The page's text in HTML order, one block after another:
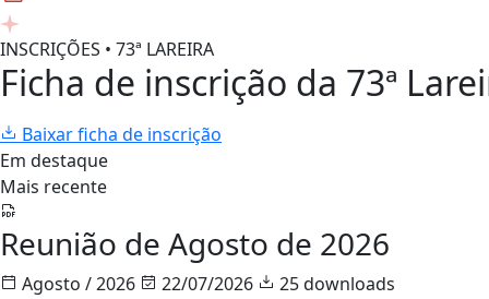
INSCRIÇÕES • 73ª LAREIRA
Ficha de inscrição da 73ª
Baixar ficha de inscrição
Em destaque
Mais recente
Reunião de Agosto de 2026
Agosto / 2026 22/07/2026
25 downloads